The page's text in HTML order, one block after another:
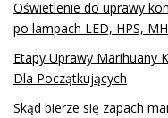
Oświetlenie do uprawy
po lampach LED, HPS,
Etapy Uprawy Marihuany
Dla Początkujących
Skąd bierze się zapach